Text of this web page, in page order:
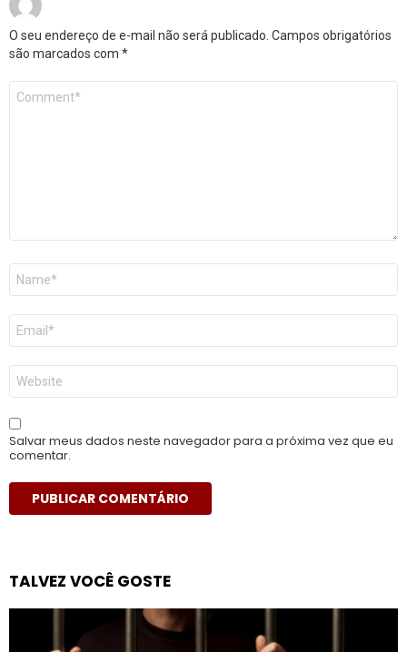
O seu endereço de e-mail não será publicado. Campos obrigatórios
são marcados com *
Comentário
Nome
E-
mail
*
Site
Salvar meus dados neste navegador para a próxima vez que eu
comentar.
TALVEZ VOCÊ GOSTE